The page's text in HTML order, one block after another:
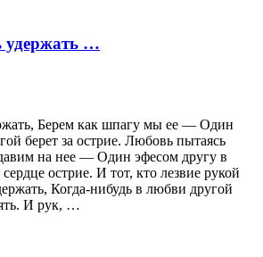
удержать …
Берем как шпагу мы ее — Один
берет за острие. Любовь пытаясь
на нее — Один эфесом другу в
острие. И тот, кто лезвие рукой
Когда-нибудь в любви другой
И рук, …